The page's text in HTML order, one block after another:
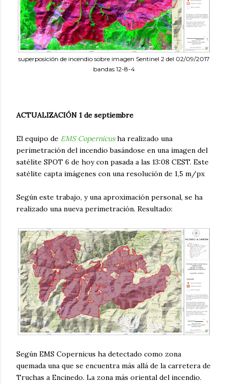
superposición de incendio sobre imagen Sentinel 2 del 02/09/2017
bandas 12-8-4
ACTUALIZACIÓN 1 de septiembre
El equipo de EMS Copernicusha realizado una
perimetración del incendio basándose en una imagen del
satélite SPOT 6 de hoy con pasada a las 13:08 CEST. Este
satélite capta imágenes con una resolución de 1,5 m/px
Según este trabajo, y una aproximación personal, se ha
realizado una nueva perimetración. Resultado:
Según EMS Copernicus ha detectado como zona
quemada una que se encuentra más allá de la carretera de
Truchas a Encinedo. La zona más oriental del incendio.